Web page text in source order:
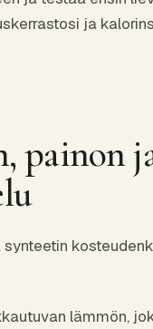
ja
painon
lämmön,